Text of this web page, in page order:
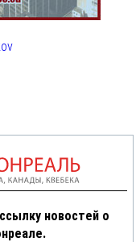
новостей о